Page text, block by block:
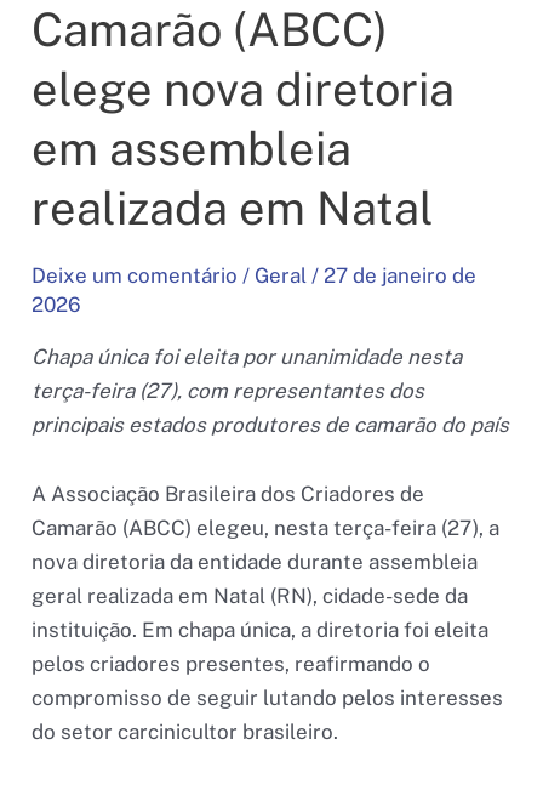
Redinha
Camarão (ABCC)
elege nova diretoria
em assembleia
realizada em Natal
Deixe um comentário / Geral / 27 de janeiro de
2026
Chapa única foi eleita por unanimidade nesta
terça-feira (27), com representantes dos
principais estados produtores de camarão do país
A Associação Brasileira dos Criadores de
Camarão (ABCC) elegeu, nesta terça-feira (27), a
nova diretoria da entidade durante assembleia
geral realizada em Natal (RN), cidade-sede da
instituição. Em chapa única, a diretoria foi eleita
pelos criadores presentes, reafirmando o
compromisso de seguir lutando pelos interesses
do setor carcinicultor brasileiro.